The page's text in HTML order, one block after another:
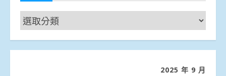
新
聞
分
2025 年 9 月